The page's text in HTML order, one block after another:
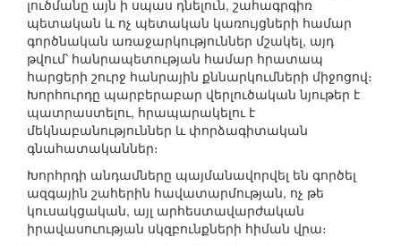
լուծմանը այն ի սպաս դնելուն, շահագրգիռ
պետական և ոչ պետական կառույցների համար
գործնական առաջարկություններ մշակել, այդ
թվում՝ հանրապետության համար հրատապ
հարցերի շուրջ հանրային քննարկումների միջոցով։
Խորհուրդը պարբերաբար վերլուծական նյութեր է
պատրաստելու, հրապարակելու է
մեկնաբանություններ և փորձագիտական
գնահատականներ։
Խորհրդի անդամները պայմանավորվել են գործել
ազգային շահերին հավատարմության, ոչ թե
կուսակցական, այլ արհեստավարժական
իրավասուության սկզբունքների հիման վրա։